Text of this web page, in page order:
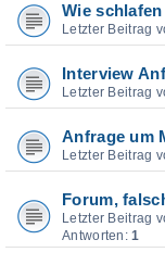
Wie
Letzter Beitrag
Interview
Letzter Beitrag
Anfrage um
Letzter Beitrag
Forum,
Letzter Beitrag
Antworten:1